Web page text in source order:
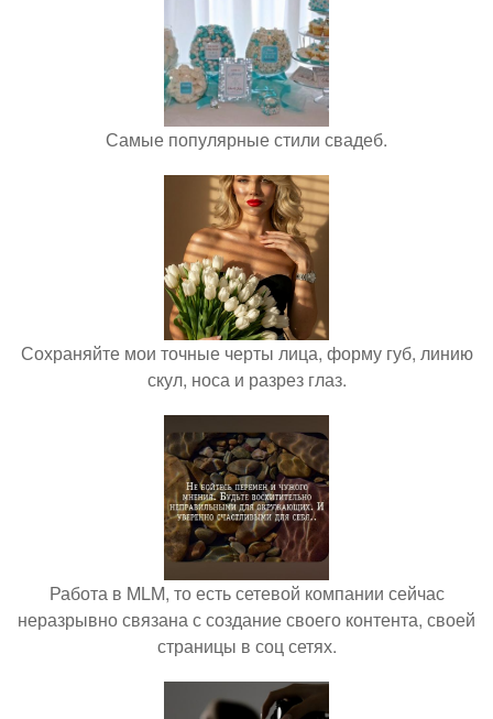
Самые популярные стили свадеб.
Сохраняйте мои точные черты лица, форму губ, линию
скул, носа и разрез глаз.
Работа в MLM, то есть сетевой компании сейчас
неразрывно связана с создание своего контента, своей
страницы в соц сетях.